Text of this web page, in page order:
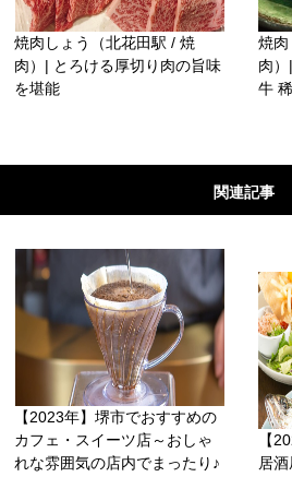
焼肉しょう（北花田駅 / 焼
肉）| とろける厚切り肉の旨味
を堪能
焼
肉
牛
関連記事
【2023年】堺市でおすすめの
カフェ・スイーツ店～おしゃ
れな雰囲気の店内でまったり♪
【
居